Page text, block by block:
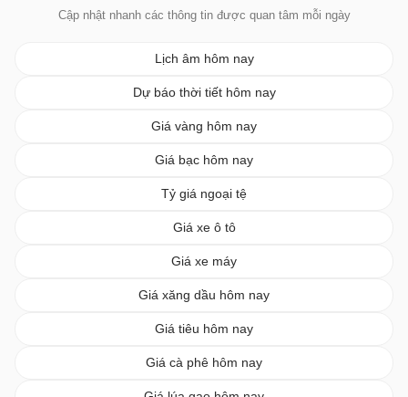
Cập nhật nhanh các thông tin được quan tâm mỗi ngày
Lịch âm hôm nay
Dự báo thời tiết hôm nay
Giá vàng hôm nay
Giá bạc hôm nay
Tỷ giá ngoại tệ
Giá xe ô tô
Giá xe máy
Giá xăng dầu hôm nay
Giá tiêu hôm nay
Giá cà phê hôm nay